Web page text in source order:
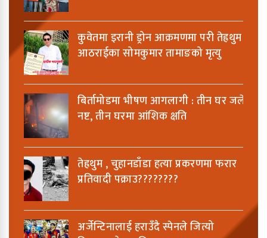
कुवेतमा इरानी ड्रोन आक्रमणमा परी तेह्रथुम
आठराईका सोमकुमार तामाङको मृत्यु
बिर्तामोडमा भीषण आगलागी : तीन घर जलेर
नष्ट, तीन घरमा आंशिक क्षति
तेह्रथुम , चुहानडाँडा हत्या प्रकरणमा फरार
प्रतिवादी पक्राउ????????
अर्जेन्टिनालाई हराउँदै स्पेनले जित्यो